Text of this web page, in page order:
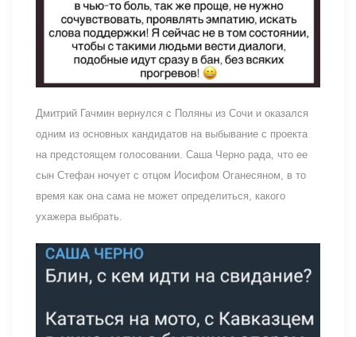
Дмитрий Гачмин вернулся с Поляны из Сочи и оказался
одним из основных кандидатов на выбывание с проекта
на предстоящем голосовании. Саша Черно рада, что ее
сын Стефан ночует с отцом Иосифом Оганесяном, в то
время как она сама не может определиться, какого
ухажера выбрать.